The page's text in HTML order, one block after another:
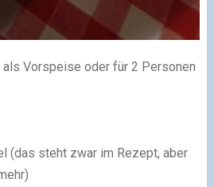
Vorspeise oder für 2 Personen
(das steht zwar im Rezept, aber